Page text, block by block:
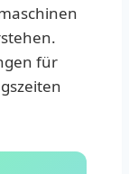
für